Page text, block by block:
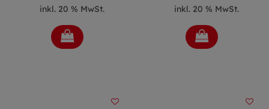
inkl. 20 % MwSt. inkl. 20 % MwSt.